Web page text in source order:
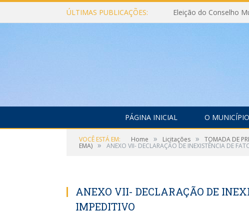
ÚLTIMAS PUBLICAÇÕES:
PÁGINA INICIAL O MUNICÍPIO
VOCÊ ESTÁ EM: Home » Licitações » TOMADA DE
EMA) » ANEXO VII- DECLARAÇÃO DE INEXISTÊNCIA DE
ANEXO VII- DECLARAÇÃO DE
IMPEDITIVO